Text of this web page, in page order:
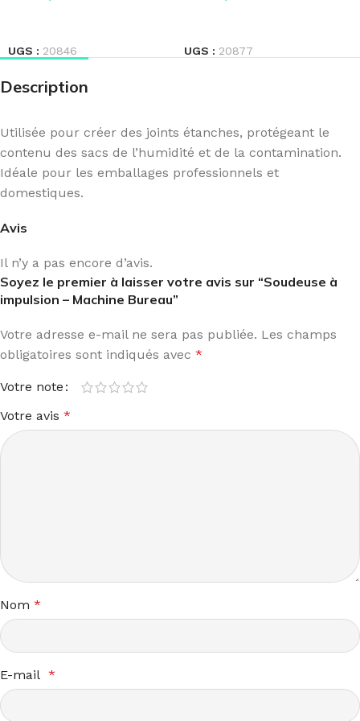
UGS : 20846 UGS : 20877
Description
Utilisée pour créer des joints étanches, protégeant le
contenu des sacs de l’humidité et de la contamination.
Idéale pour les emballages professionnels et
domestiques.
Avis
Il n’y a pas encore d’avis.
Soyez le premier à laisser votre avis sur “Soudeuse à
impulsion – Machine Bureau”
Votre adresse e-mail ne sera pas publiée. Les champs
obligatoires sont indiqués avec *
Votre note
Votre avis *
Nom *
E-mail *